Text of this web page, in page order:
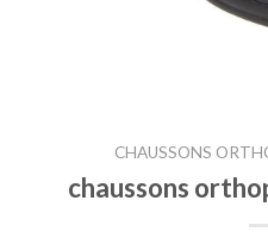
CHAUSSONS
chaussons